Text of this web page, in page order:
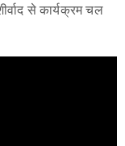
से कार्यक्रम चल